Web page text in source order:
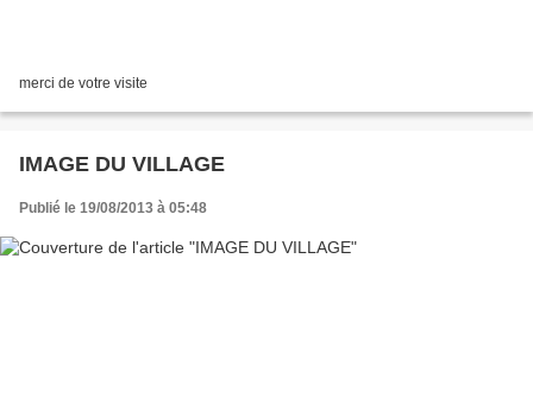
merci de votre visite
IMAGE DU VILLAGE
Publié le 19/08/2013 à 05:48